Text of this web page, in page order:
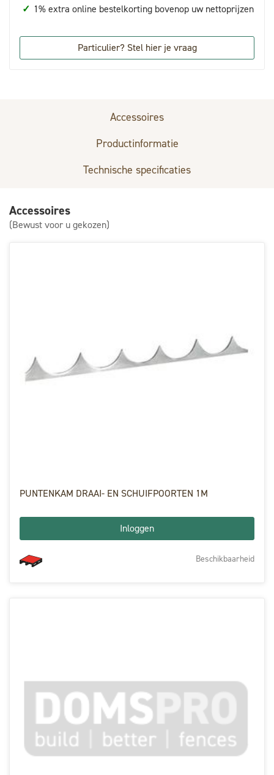
✓ 1% extra online bestelkorting bovenop uw nettoprijzen
Particulier? Stel hier je vraag
Accessoires
Productinformatie
Technische specificaties
Accessoires
(Bewust voor u gekozen)
PUNTENKAM DRAAI- EN SCHUIFPOORTEN 1M
Inloggen
Beschikbaarheid